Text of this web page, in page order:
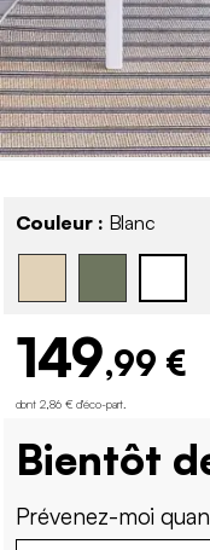
Couleur : Blanc
149,99 €
dont 2,86 € d'éco-part
Bientôt
Prévenez-moi